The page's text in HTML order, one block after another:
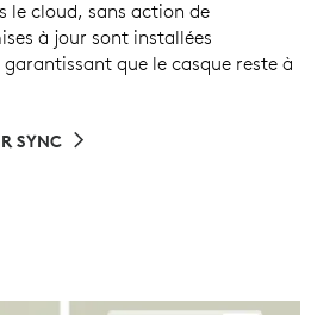
le cloud, sans action de
l’installation de Logi Tune sur
à jour sont installées
que le casque reste à
SYNC